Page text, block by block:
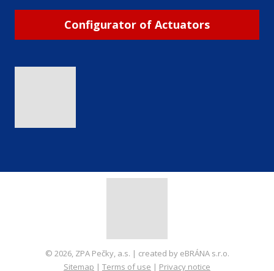
Configurator of Actuators
© 2026, ZPA Pečky, a.s. | created by eBRÁNA s.r.o.
Sitemap | Terms of use | Privacy notice